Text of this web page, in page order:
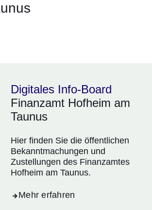
Digitales Info-Board
Finanzamt Hofheim am
Taunus
Hier finden Sie die öffentlichen
Bekanntmachungen und
Zustellungen des Finanzamtes
Hofheim am Taunus.
Mehr erfahren